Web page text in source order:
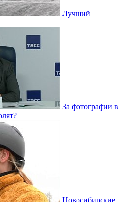
Лучший
За фотографии в
Новосибирские